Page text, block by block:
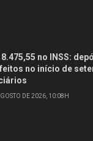
8.475,55 no INSS:
no início de
DE 2026, 10:08H